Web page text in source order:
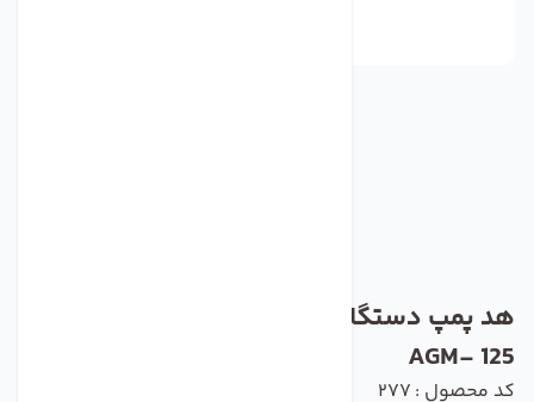
هد پمپ دستگاه تصفیه کننده آب خانگی مدل
125 -AGM
کد محصول : 277